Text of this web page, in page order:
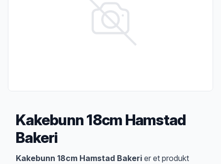
Kakebunn 18cm Hamstad
Bakeri
Produktbeskrivelse
Kakebunn 18cm Hamstad Bakeri er et produkt